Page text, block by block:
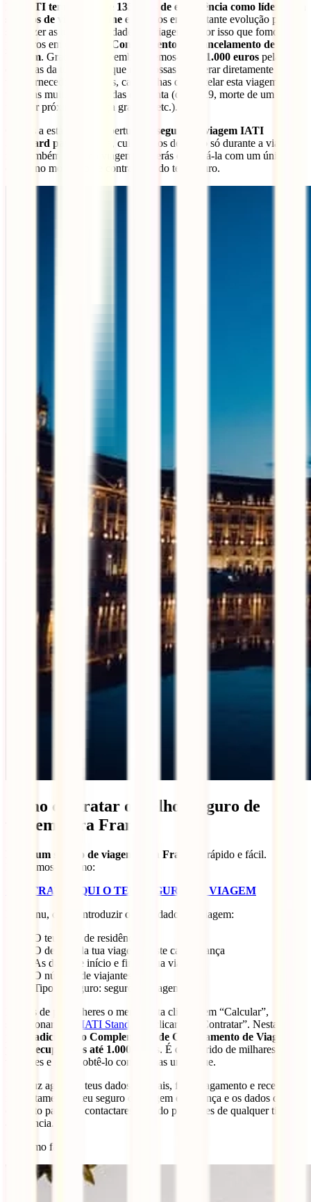
Na IATI temos mais de 135 anos de experiência como líderes em
seguros de viagem online e estamos em constante evolução para
satisfazer as tuas necessidades de viagem. É por isso que fomos
pioneiros em oferecer o
Complemento de Cancelamento de
Viagem. Graças a ele, reembolsaremos-te até 1.000 euros pelas
despesas da tua viagem que não possas recuperar diretamente dos
teus fornecedores oficiais, caso tenhas de cancelar esta viagem por
uma das muitas razões tidas em conta (covid-19, morte de um
familiar próximo, doença grave… etc.).
Graças a esta grande cobertura do
seguro de viagem IATI
Standard para França
, cuidaremos de ti não só durante a viagem,
mas também antes da viagem. Poderás contratá-la com um único
clique no momento de contratação do teu seguro.
Como contratar o melhor seguro de
viagem para França
Fazer um seguro de viagem para França
é rápido e fácil.
Mostramos-te como:
CONTRATA AQUI O TEU SEGURO DE VIAGEM
No menu, deves introduzir os teus dados de viagem:
O teu local de residência
O destino da tua viagem: neste caso, França
As datas de início e fim da tua viagem
O número de viajantes
Tipo de seguro: seguro de viagem
Depois de preencheres o menu basta clicares em “Calcular”,
seleccionar o teu
IATI Standard
e clicar em “Contratar”. Nesta altura
adicionar o Complemento de Cancelamento de Viagem
para recuperares até 1.000 euros . É o preferido de milhares de
viajantes e podes obtê-lo com apenas um clique.
Introduz agora os teus dados pessoais, faz o pagamento e receberás
imediatamente o teu seguro de viagem em França e os dados de
contacto para nos contactares quando precisares de qualquer tipo de
assistência.
É mesmo fácil!